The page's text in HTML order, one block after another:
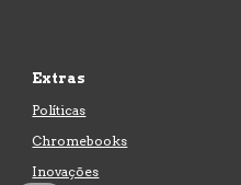
Extras
Políticas
Chromebooks
Inovações